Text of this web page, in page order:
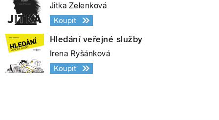
Jitka Zelenková
Koupit
Hledání veřejné služby
Irena Ryšánková
Koupit